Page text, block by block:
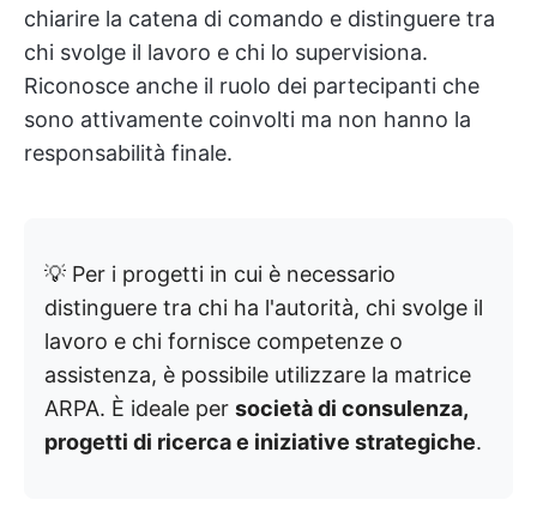
chiarire la catena di comando e distinguere tra
chi svolge il lavoro e chi lo supervisiona.
Riconosce anche il ruolo dei partecipanti che
sono attivamente coinvolti ma non hanno la
responsabilità finale.
💡 Per i progetti in cui è necessario
distinguere tra chi ha l'autorità, chi svolge il
lavoro e chi fornisce competenze o
assistenza, è possibile utilizzare la matrice
ARPA. È ideale per società di consulenza,
progetti di ricerca e iniziative strategiche.